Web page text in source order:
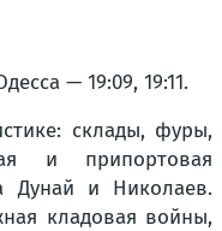
— 19:09, 19:11.
склады, фуры,
и припортовая
Дунай и Николаев.
кладовая войны,